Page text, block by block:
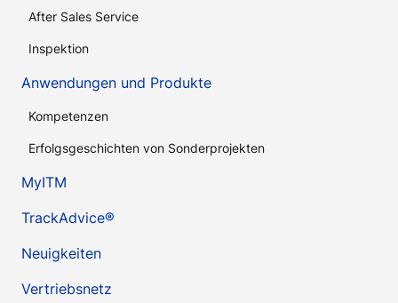
After Sales Service
Inspektion
Anwendungen und Produkte
Kompetenzen
Erfolgsgeschichten von Sonderprojekten
MyITM
TrackAdvice®
Neuigkeiten
Vertriebsnetz